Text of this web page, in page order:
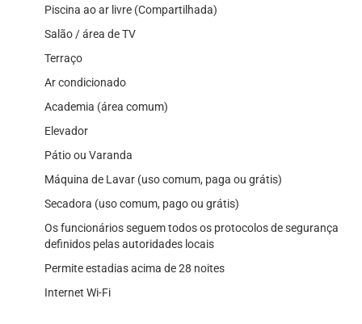
Piscina ao ar livre (Compartilhada)
Salão / área de TV
Terraço
Ar condicionado
Academia (área comum)
Elevador
Pátio ou Varanda
Máquina de Lavar (uso comum, paga ou grátis)
Secadora (uso comum, pago ou grátis)
Os funcionários seguem todos os protocolos de segurança
definidos pelas autoridades locais
Permite estadias acima de 28 noites
Internet Wi-Fi